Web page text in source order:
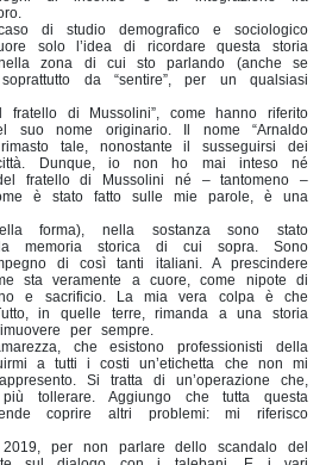
di studio demografico e sociologico
solo l’idea di ricordare questa storia
zona di cui sto parlando (anche se
da “sentire”, per un qualsiasi
di Mussolini”, come hanno riferito
suo nome originario. Il nome “Arnaldo
tale, nonostante il susseguirsi dei
Dunque, io non ho mai inteso né
fratello di Mussolini né – tantomeno –
è stato fatto sulle mie parole, è una
forma), nella sostanza sono stato
memoria storica di cui sopra. Sono
di così tanti italiani. A prescindere
sta veramente a cuore, come nipote di
e sacrificio. La mia vera colpa è che
in quelle terre, rimanda a una storia
per sempre.
che esistono professionisti della
a tutti i costi un’etichetta che non mi
Si tratta di un’operazione che,
tollerare. Aggiungo che tutta questa
coprire altri problemi: mi riferisco
per non parlare dello scandalo del